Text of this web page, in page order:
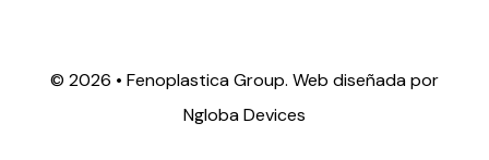
© 2026 • Fenoplastica Group. Web diseñada por
Ngloba Devices